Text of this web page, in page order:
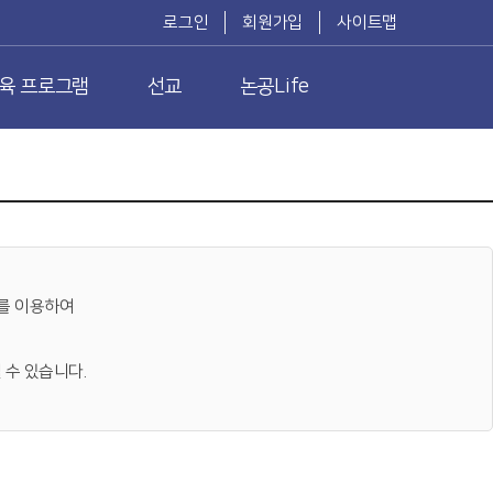
사이트맵
회원가입
로그인
프로그램 선교 논공Life
이용하여
있습니다.